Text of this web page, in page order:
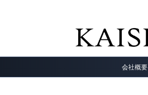
会社概要